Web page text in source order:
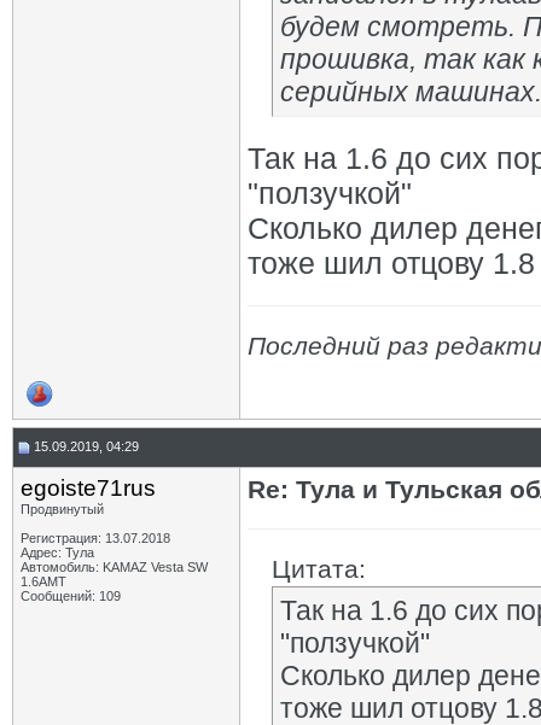
будем смотреть.
прошивка, так как
серийных машинах.
Так на 1.6 до сих
"ползучкой"
Сколько дилер
тоже шил отцову
Последний раз
15.09.2019, 04:29
egoiste71rus
Продвинутый
Регистрация: 13.07.2018
Адрес: Тула
Автомобиль: KAMAZ Vesta SW
1.6AMT
Сообщений: 109
Re: Тула и Тульская
Цитата:
Так на 1.6 до сих
"ползучкой"
Сколько дилер
тоже шил отцову